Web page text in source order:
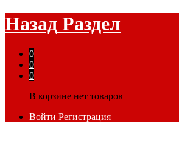
Назад Раздел
0
0
0
В корзине нет товаров
Войти Регистрация